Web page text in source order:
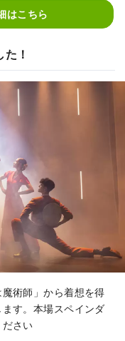
はこちら
！
術師」から着想を得
す。本場スペインダ
さい